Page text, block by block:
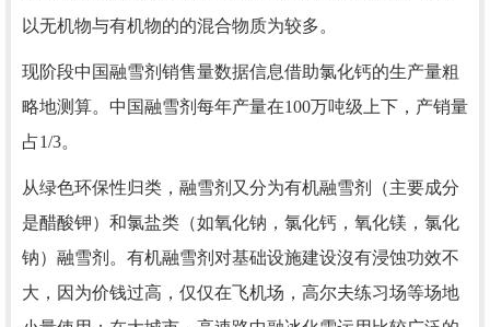
以无机物与有机物的的混合物质为较多。
现阶段中国融雪剂销售量数据信息借助氯化钙的生产量粗
略地测算。中国融雪剂每年产量在100万吨级上下，产销量
占1/3。
从绿色环保性归类，融雪剂又分为有机融雪剂（主要成分
是醋酸钾）和氯盐类（如氧化钠，氯化钙，氧化镁，氯化
钠）融雪剂。有机融雪剂对基础设施建设沒有浸蚀功效不
大，因为价钱过高，仅仅在飞机场，高尔夫练习场等场地